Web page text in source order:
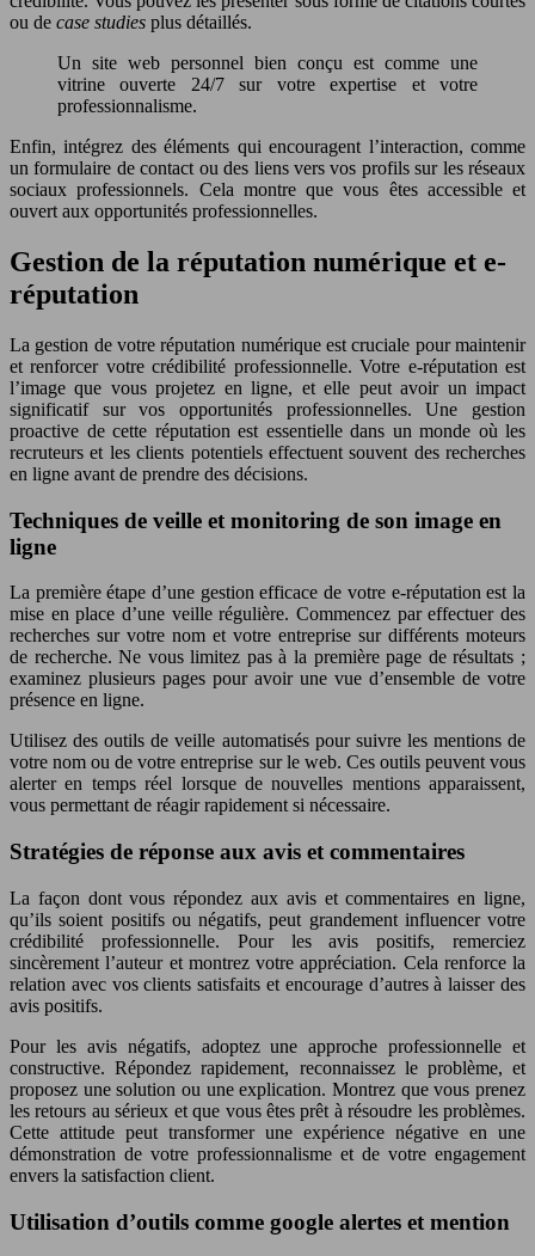
ou de case studies plus détaillés.
Un site web personnel bien conçu est comme une
vitrine ouverte 24/7 sur votre expertise et votre
professionnalisme.
Enfin, intégrez des éléments qui encouragent l’interaction, comme
un formulaire de contact ou des liens vers vos profils sur les réseaux
sociaux professionnels. Cela montre que vous êtes accessible et
ouvert aux opportunités professionnelles.
Gestion de la réputation numérique et e-
réputation
La gestion de votre réputation numérique est cruciale pour maintenir
et renforcer votre crédibilité professionnelle. Votre e-réputation est
l’image que vous projetez en ligne, et elle peut avoir un impact
significatif sur vos opportunités professionnelles. Une gestion
proactive de cette réputation est essentielle dans un monde où les
recruteurs et les clients potentiels effectuent souvent des recherches
en ligne avant de prendre des décisions.
Techniques de veille et monitoring de son image en
ligne
La première étape d’une gestion efficace de votre e-réputation est la
mise en place d’une veille régulière. Commencez par effectuer des
recherches sur votre nom et votre entreprise sur différents moteurs
de recherche. Ne vous limitez pas à la première page de résultats ;
examinez plusieurs pages pour avoir une vue d’ensemble de votre
présence en ligne.
Utilisez des outils de veille automatisés pour suivre les mentions de
votre nom ou de votre entreprise sur le web. Ces outils peuvent vous
alerter en temps réel lorsque de nouvelles mentions apparaissent,
vous permettant de réagir rapidement si nécessaire.
Stratégies de réponse aux avis et commentaires
La façon dont vous répondez aux avis et commentaires en ligne,
qu’ils soient positifs ou négatifs, peut grandement influencer votre
crédibilité professionnelle. Pour les avis positifs, remerciez
sincèrement l’auteur et montrez votre appréciation. Cela renforce la
relation avec vos clients satisfaits et encourage d’autres à laisser des
avis positifs.
Pour les avis négatifs, adoptez une approche professionnelle et
constructive. Répondez rapidement, reconnaissez le problème, et
proposez une solution ou une explication. Montrez que vous prenez
les retours au sérieux et que vous êtes prêt à résoudre les problèmes.
Cette attitude peut transformer une expérience négative en une
démonstration de votre professionnalisme et de votre engagement
envers la satisfaction client.
Utilisation d’outils comme google alertes et mention